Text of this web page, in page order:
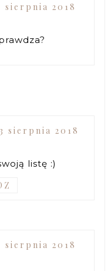
sierpnia 2018
sierpnia 2018
listę :)
sierpnia 2018